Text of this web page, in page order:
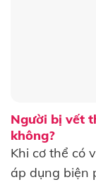
Người bị vết thương khâu có được uống bia
không?
Khi cơ thể có
áp dụng biện